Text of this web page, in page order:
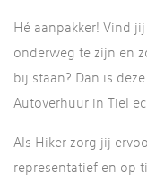
Hé aanpakker! Vind
onderweg te zijn en
bij staan? Dan is
Autoverhuur in Tiel
Als Hiker zorg jij
representatief en op